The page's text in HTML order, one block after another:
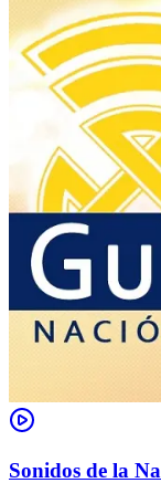
Sonidos de la